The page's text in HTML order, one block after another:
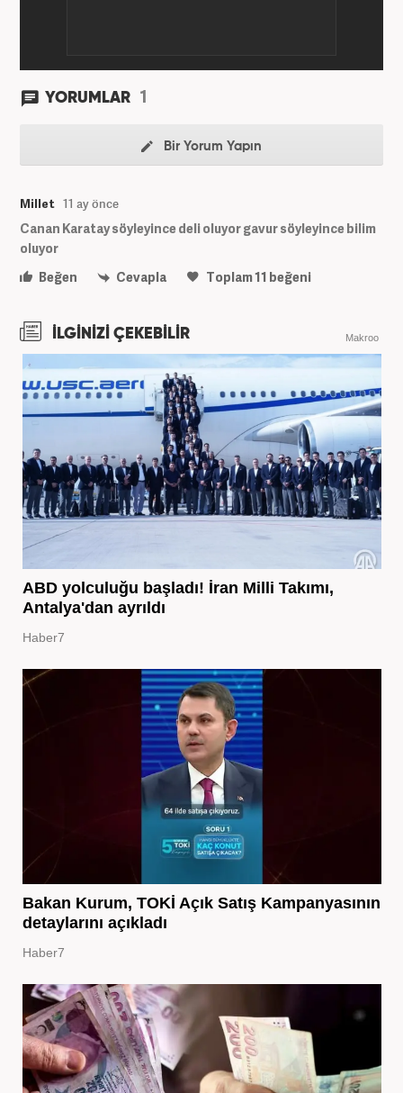
YORUMLAR 1
Bir Yorum Yapın
Millet 11 ay önce
Canan Karatay söyleyince deli oluyor gavur söyleyince bilim
oluyor
Beğen
Cevapla Toplam11 beğeni
İLGİNİZİ ÇEKEBİLİR Makroo
ABD yolculuğu başladı! İran Milli Takımı,
Antalya'dan ayrıldı
Haber7
Bakan Kurum, TOKİ Açık Satış Kampanyasının
detaylarını açıkladı
Haber7